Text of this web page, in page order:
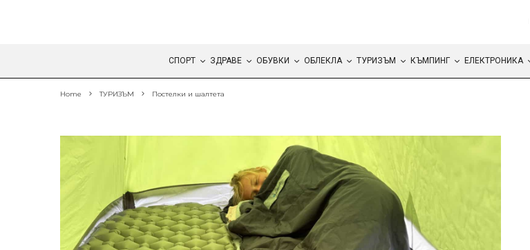
СПОРТ ЗДРАВЕ ОБУВКИ ОБЛЕКЛА ТУРИЗЪМ КЪМПИНГ ЕЛЕКТРОНИКА
Home ТУРИЗЪМ Постелки и шалтета